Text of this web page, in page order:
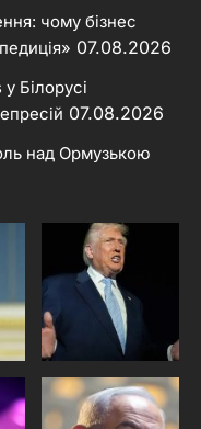
чому бізнес
07.08.2026
Білорусі
07.08.2026
над Ормузькою